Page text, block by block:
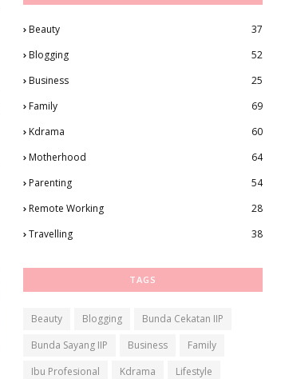
Beauty
37
Blogging
52
Business
25
Family
69
Kdrama
60
Motherhood
64
Parenting
54
Remote Working
28
Travelling
38
TAGS
Beauty Blogging
Bunda Cekatan IIP
Bunda Sayang IIP
Business
Family
Ibu Profesional
Kdrama
Lifestyle